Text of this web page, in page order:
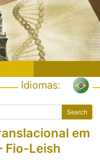
Idiomas:
em
Fio-Leish